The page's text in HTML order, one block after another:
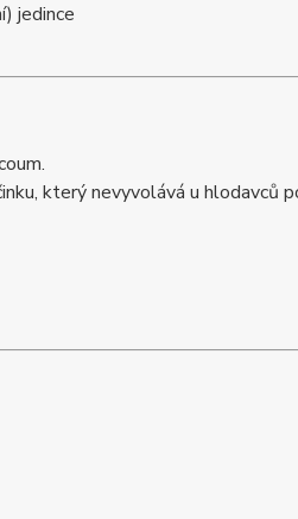
jedince
který nevyvolává u hlodavců